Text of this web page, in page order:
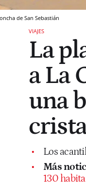
de San Sebastián
VIAJES
La
a La
una
Los
Más
130